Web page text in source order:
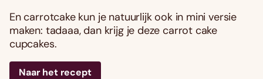
En carrotcake kun je natuurlijk ook in mini versie
maken: tadaaa, dan krijg je deze carrot cake
cupcakes.
Naar het recept